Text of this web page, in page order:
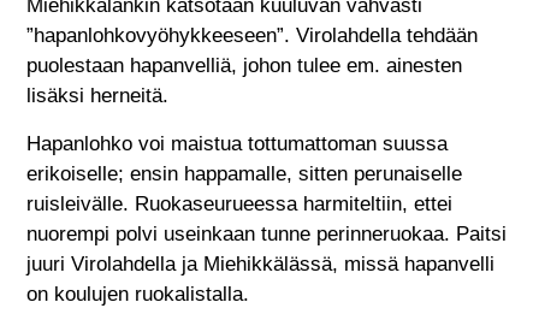
Miehikkälänkin katsotaan kuuluvan vahvasti
”hapanlohkovyöhykkeeseen”. Virolahdella tehdään
puolestaan hapanvelliä, johon tulee em. ainesten
lisäksi herneitä.
Hapanlohko voi maistua tottumattoman suussa
erikoiselle; ensin happamalle, sitten perunaiselle
ruisleivälle. Ruokaseurueessa harmiteltiin, ettei
nuorempi polvi useinkaan tunne perinneruokaa. Paitsi
juuri Virolahdella ja Miehikkälässä, missä hapanvelli
on koulujen ruokalistalla.